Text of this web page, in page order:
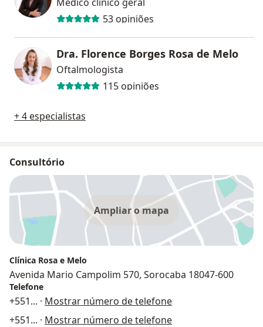
53 opiniões
Dra. Florence Borges Rosa de Melo
Oftalmologista
115 opiniões
+ 4 especialistas
Consultório
Ampliar o mapa
Clínica Rosa e Melo
Avenida Mario Campolim 570, Sorocaba 18047-600
Telefone
+551... · Mostrar número de telefone
+551... · Mostrar número de telefone